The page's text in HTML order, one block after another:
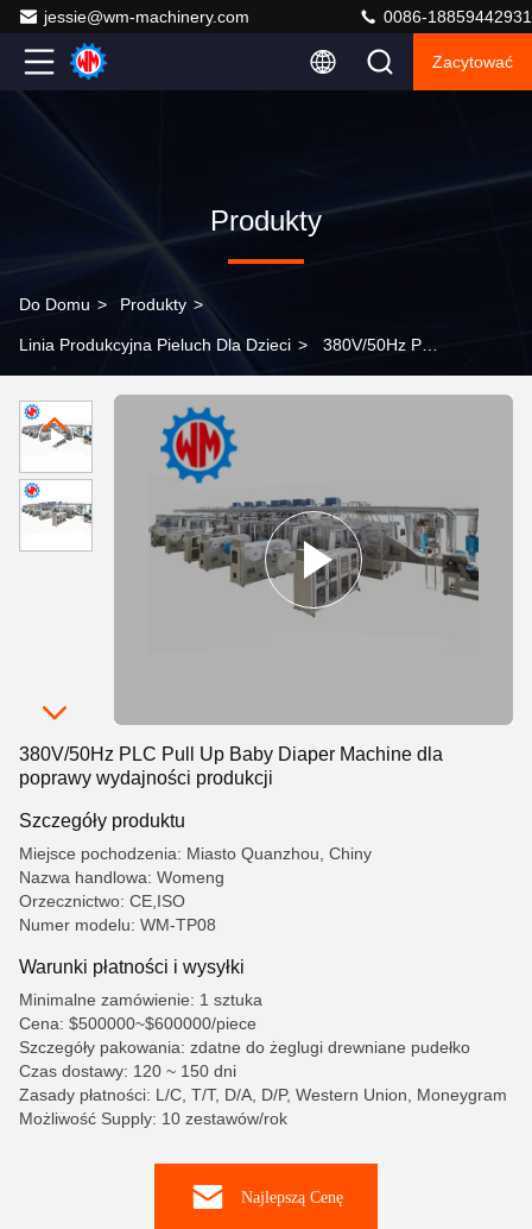
jessie@wm-machinery.com 0086-18859442931
Zacytować
Produkty
Do Domu > Produkty >
Linia Produkcyjna Pieluch Dla Dzieci > 380V/50Hz PLC
produkcji
380V/50Hz PLC Pull Up Baby Diaper Machine dla
poprawy wydajności produkcji
Szczegóły produktu
Miejsce pochodzenia: Miasto Quanzhou, Chiny
Nazwa handlowa: Womeng
Orzecznictwo: CE,ISO
Numer modelu: WM-TP08
Warunki płatności i wysyłki
Minimalne zamówienie: 1 sztuka
Cena: $500000~$600000/piece
Szczegóły pakowania: zdatne do żeglugi drewniane pudełko
Czas dostawy: 120 ~ 150 dni
Zasady płatności: L/C, T/T, D/A, D/P, Western Union, Moneygram
Możliwość Supply: 10 zestawów/rok
Najlepszą Cenę